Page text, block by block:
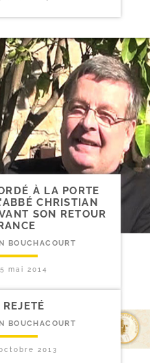
À LA PORTE
CHRISTIAN
SON RETOUR
BOUCHACOURT
mai 2014
BOUCHACOURT
2013